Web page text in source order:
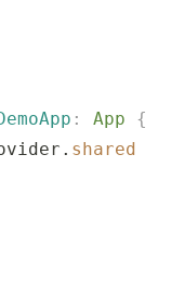
: App {
shared